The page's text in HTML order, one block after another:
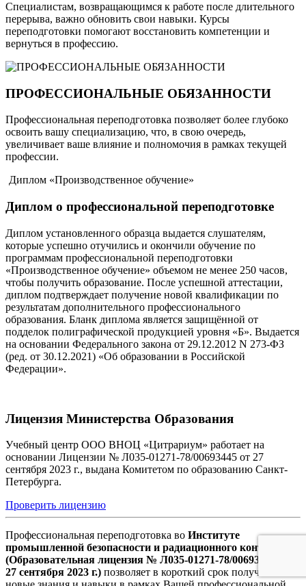
Специалистам, возвращающимся к работе после длительного
перерыва, важно обновить свои навыки. Курсы
переподготовки помогают восстановить компетенции и
вернуться в профессию.
ПРОФЕССИОНАЛЬНЫЕ ОБЯЗАННОСТИ
Профессиональная переподготовка позволяет более глубоко
освоить вашу специализацию, что, в свою очередь,
увеличивает ваше влияние и полномочия в рамках текущей
профессии.
Диплом «Производственное обучение»
Диплом о профессиональной переподготовке
Диплом установленного образца выдается слушателям,
которые успешно отучились и окончили обучение по
программам профессиональной переподготовки
«Производственное обучение» объемом не менее 250 часов,
чтобы получить образование. После успешной аттестации,
диплом подтверждает получение новой квалификации по
результатам дополнительного профессионального
образования. Бланк диплома является защищённой от
подделок полиграфической продукцией уровня «Б». Выдается
на основании Федерального закона от 29.12.2012 N 273-ФЗ
(ред. от 30.12.2021) «Об образовании в Российской
Федерации».
Лицензия Министерства Образования
Учебный центр ООО ВНОЦ «Цитрариум» работает на
основании Лицензии № Л035-01271-78/00693445 от 27
сентября 2023 г., выдана Комитетом по образованию Санкт-
Петербурга.
Проверить лицензию
Профессиональная переподготовка во Институте
промышленной безопасности и радиационного контроля
(Образовательная лицензия № Л035-01271-78/00693445 от
27 сентября 2023 г.) позволяет в короткий срок получить